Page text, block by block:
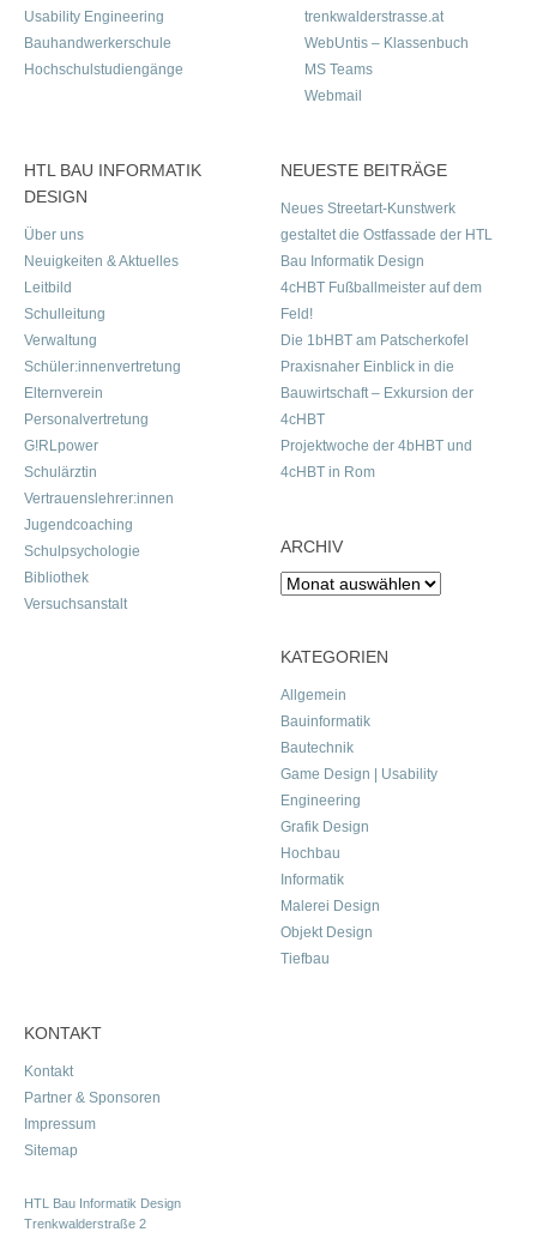
Usability Engineering
Bauhandwerkerschule
Hochschulstudiengänge
trenkwalderstrasse.at
WebUntis – Klassenbuch
MS Teams
Webmail
HTL BAU INFORMATIK
DESIGN
Über uns
Neuigkeiten & Aktuelles
Leitbild
Schulleitung
Verwaltung
Schüler:innenvertretung
Elternverein
Personalvertretung
G!RLpower
Schulärztin
Vertrauenslehrer:innen
Jugendcoaching
Schulpsychologie
Bibliothek
Versuchsanstalt
NEUESTE BEITRÄGE
Neues Streetart-Kunstwerk
gestaltet die Ostfassade der HTL
Bau Informatik Design
4cHBT Fußballmeister auf dem
Feld!
Die 1bHBT am Patscherkofel
Praxisnaher Einblick in die
Bauwirtschaft – Exkursion der
4cHBT
Projektwoche der 4bHBT und
4cHBT in Rom
ARCHIV
Archiv
KATEGORIEN
Allgemein
Bauinformatik
Bautechnik
Game Design | Usability
Engineering
Grafik Design
Hochbau
Informatik
Malerei Design
Objekt Design
Tiefbau
KONTAKT
Kontakt
Partner & Sponsoren
Impressum
Sitemap
HTL Bau Informatik Design
Trenkwalderstraße 2